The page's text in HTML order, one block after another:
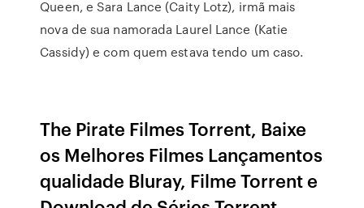
Queen, e Sara Lance (Caity Lotz), irmã mais
nova de sua namorada Laurel Lance (Katie
Cassidy) e com quem estava tendo um caso.
The Pirate Filmes Torrent, Baixe
os Melhores Filmes Lançamentos
qualidade Bluray, Filme Torrent e